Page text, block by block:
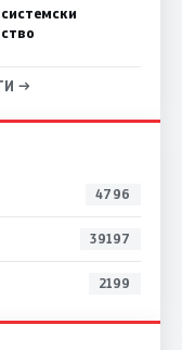
→
4796
39197
2199